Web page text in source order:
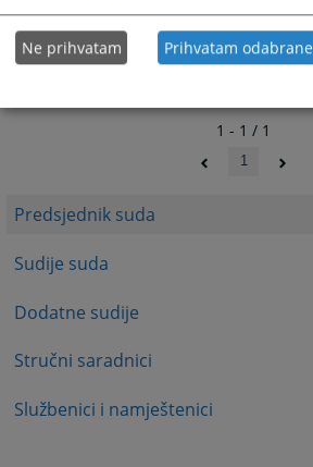
Predsjednik suda
Sudije suda
Dodatne sudije
Stručni saradnici
Službenici i namještenici
1 - 1 / 1
1
Ne prihvatam Prihvatam odabrane